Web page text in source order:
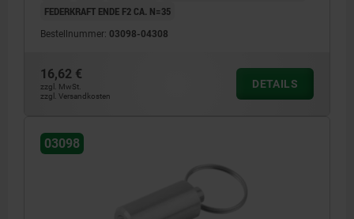
FEDERKRAFT ENDE F2 CA. N=35
Bestellnummer: 03098-04308
16,62 €
zzgl. MwSt.
zzgl. Versandkosten
DETAILS
03098